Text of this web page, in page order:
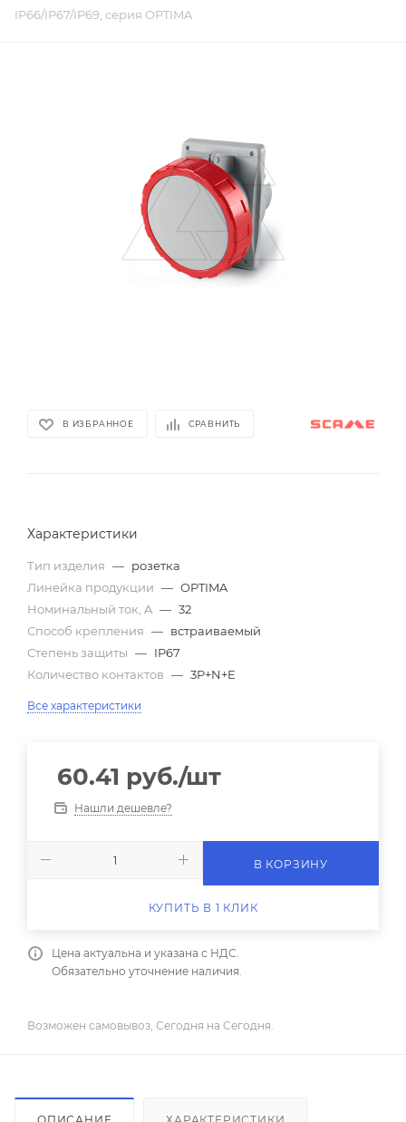
IP66/IP67/IP69, серия OPTIMA
В ИЗБРАННОЕ СРАВНИТЬ
Характеристики
Тип изделия — розетка
Линейка продукции — OPTIMA
Номинальный ток, A — 32
Способ крепления — встраиваемый
Степень защиты — IP67
Количество контактов — 3P+N+E
Все характеристики
60.41 руб./шт
Нашли дешевле?
В КОРЗИНУ
КУПИТЬ В 1 КЛИК
Цена актуальна и указана с НДС.
Обязательно уточнение наличия.
Возможен самовывоз, Сегодня на Сегодня.